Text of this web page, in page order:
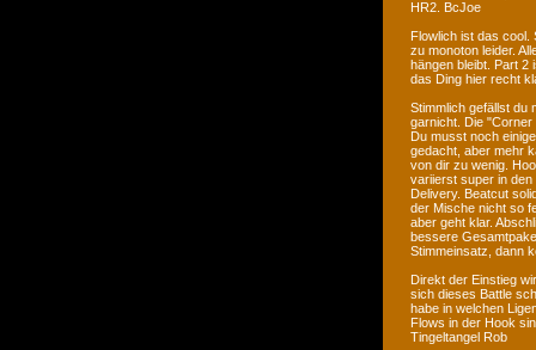
HR2. BcJoe
Flowlich ist das cool.
zu monoton leider.
hängen bleibt. Part 2
das Ding hier recht
Stimmlich gefällst du
garnicht. Die
Du musst noch
gedacht, aber mehr
von dir zu wenig.
variierst super in
Delivery. Beatcut
der Mische nicht so
aber geht klar.
bessere
Stimmeinsatz, dann
Direkt der Einstieg
sich dieses Battle
habe in welchen
Flows in der Hook
Tingeltangel Rob